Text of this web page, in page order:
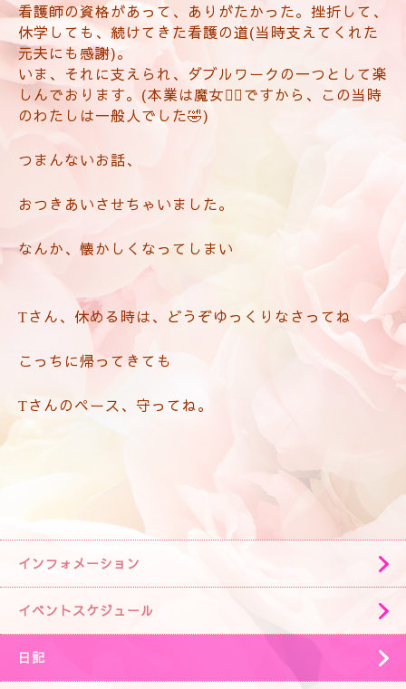
看護師の資格があって、ありがたかった。挫折して、
休学しても、続けてきた看護の道(当時支えてくれた
元夫にも感謝)。
いま、それに支えられ、ダブルワークの一つとして楽
しんでおります。(本業は魔女🧙‍♀️ですから、この当時
のわたしは一般人でした🤣)
つまんないお話、
おつきあいさせちゃいました。
なんか、懐かしくなってしまい
Tさん、休める時は、どうぞゆっくりなさってね
こっちに帰ってきても
Tさんのペース、守ってね。
インフォメーション
イベントスケジュール
日記